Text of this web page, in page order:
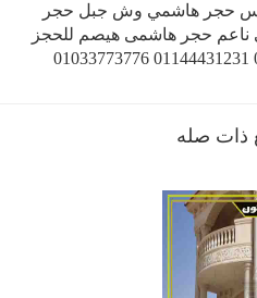
حجر هاشمي وش جبل حجر
حجر هاشمى هيصم للحجز
ذات صله